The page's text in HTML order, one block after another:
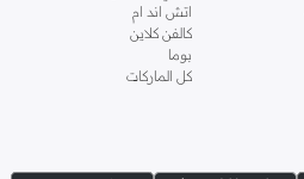
اتش اند ام
كالفن كلاين
بوما
كل الماركات